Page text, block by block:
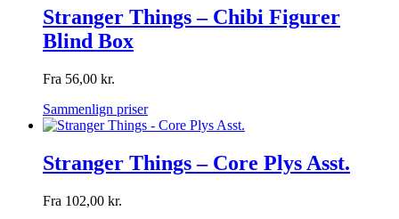
Stranger Things – Chibi Figurer
Blind Box
Fra 56,00 kr.
Sammenlign priser
Stranger Things – Core Plys Asst.
Fra 102,00 kr.